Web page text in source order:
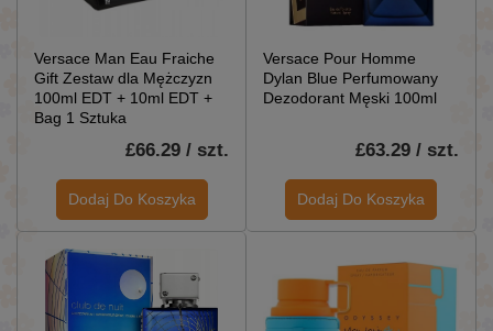
Versace Man Eau Fraiche
Gift Zestaw dla Mężczyzn
100ml EDT + 10ml EDT +
Bag 1 Sztuka
£66.29 / szt.
Dodaj Do Koszyka
Versace Pour Homme
Dylan Blue Perfumowany
Dezodorant Męski 100ml
£63.29 / szt.
Dodaj Do Koszyka